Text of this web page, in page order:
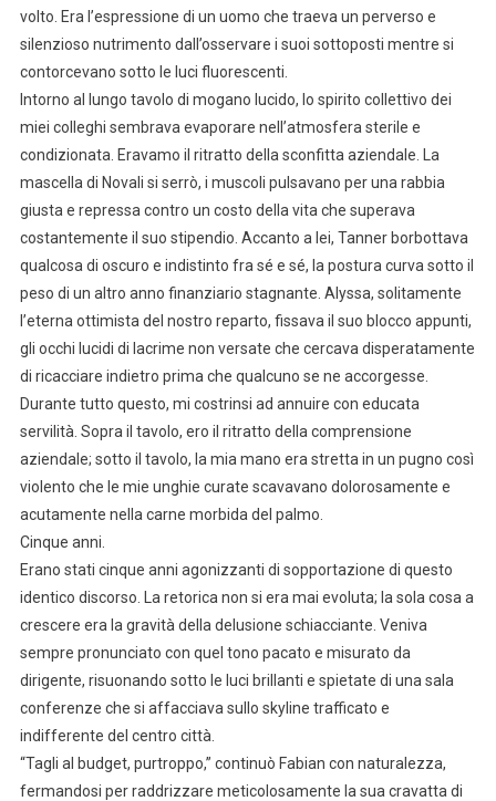
volto. Era l’espressione di un uomo che traeva un perverso e
silenzioso nutrimento dall’osservare i suoi sottoposti mentre si
contorcevano sotto le luci fluorescenti.
Intorno al lungo tavolo di mogano lucido, lo spirito collettivo dei
miei colleghi sembrava evaporare nell’atmosfera sterile e
condizionata. Eravamo il ritratto della sconfitta aziendale. La
mascella di Novali si serrò, i muscoli pulsavano per una rabbia
giusta e repressa contro un costo della vita che superava
costantemente il suo stipendio. Accanto a lei, Tanner borbottava
qualcosa di oscuro e indistinto fra sé e sé, la postura curva sotto il
peso di un altro anno finanziario stagnante. Alyssa, solitamente
l’eterna ottimista del nostro reparto, fissava il suo blocco appunti,
gli occhi lucidi di lacrime non versate che cercava disperatamente
di ricacciare indietro prima che qualcuno se ne accorgesse.
Durante tutto questo, mi costrinsi ad annuire con educata
servilità. Sopra il tavolo, ero il ritratto della comprensione
aziendale; sotto il tavolo, la mia mano era stretta in un pugno così
violento che le mie unghie curate scavavano dolorosamente e
acutamente nella carne morbida del palmo.
Cinque anni.
Erano stati cinque anni agonizzanti di sopportazione di questo
identico discorso. La retorica non si era mai evoluta; la sola cosa a
crescere era la gravità della delusione schiacciante. Veniva
sempre pronunciato con quel tono pacato e misurato da
dirigente, risuonando sotto le luci brillanti e spietate di una sala
conferenze che si affacciava sullo skyline trafficato e
indifferente del centro città.
“Tagli al budget, purtroppo,” continuò Fabian con naturalezza,
fermandosi per raddrizzare meticolosamente la sua cravatta di